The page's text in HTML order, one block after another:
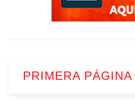
PRIMERA PÁGINA